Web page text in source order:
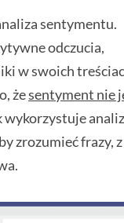
sentymentu.
odczucia,
w swoich
żesentyment nie
wykorzystuje
zrozumieć frazy, z